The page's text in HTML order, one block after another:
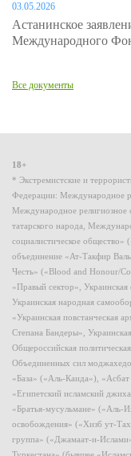
03.05.2026
Астанинское
Международного
Все документы
18+
* Экстремистские и
Федерации: Международное
Международное
татарского народа,
социалистическое
объединение «Ат-Такфир
Честь» («Blood and Honour/
«Правый сектор», Украинская
Украинская народная
«Украинская повстанческая
Степана Бандеры»,
Общероссийская
Объединенных сил
«База» («Аль-Каида»),
«Египетский исламский
«Братья-мусульмане» («Аль-
освобождения» («Хизб ут-
группа» («Джамаат-и-